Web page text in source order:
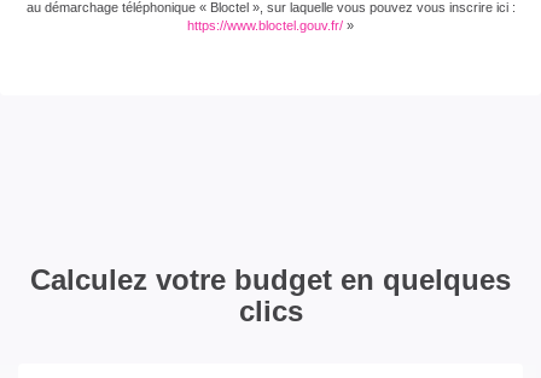
au démarchage téléphonique « Bloctel », sur laquelle vous pouvez vous inscrire ici :
https://www.bloctel.gouv.fr/ »
Calculez votre budget en quelques
clics